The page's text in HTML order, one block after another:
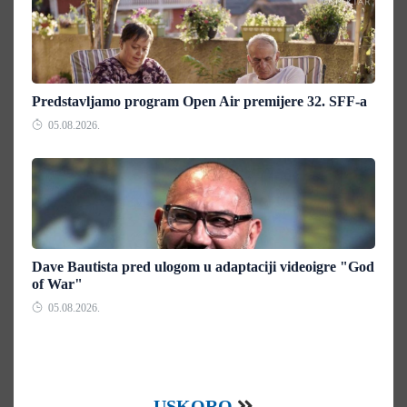
Predstavljamo program Open Air premijere 32. SFF-a
05.08.2026.
Dave Bautista pred ulogom u adaptaciji videoigre "God
of War"
05.08.2026.